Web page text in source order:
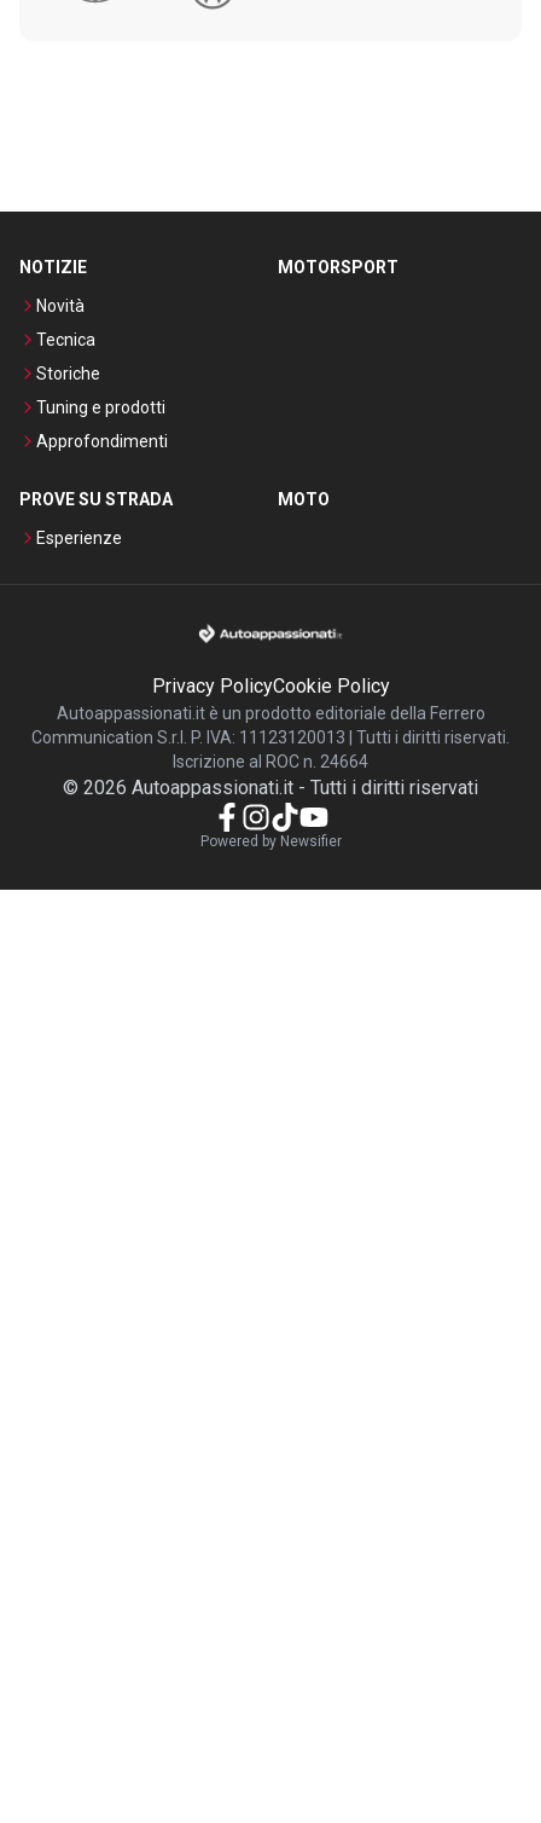
NOTIZIE
Novità
Tecnica
Storiche
Tuning e prodotti
Approfondimenti
MOTORSPORT
PROVE SU STRADA
Esperienze
MOTO
Privacy PolicyCookie Policy
Autoappassionati.it è un prodotto editoriale della Ferrero
Communication S.r.l. P. IVA: 11123120013 | Tutti i diritti riservati.
Iscrizione al ROC n. 24664
© 2026 Autoappassionati.it - Tutti i diritti riservati
Powered by Newsifier